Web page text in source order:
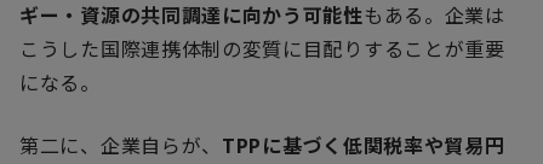
ギー・資源の共同調達に向かう可能性もある。企業は
こうした国際連携体制の変質に目配りすることが重要
になる。
第二に、企業自らが、 TPPに基づく低関税率や貿易円